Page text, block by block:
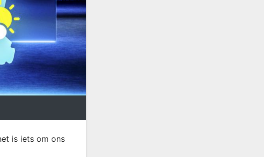
is iets om ons